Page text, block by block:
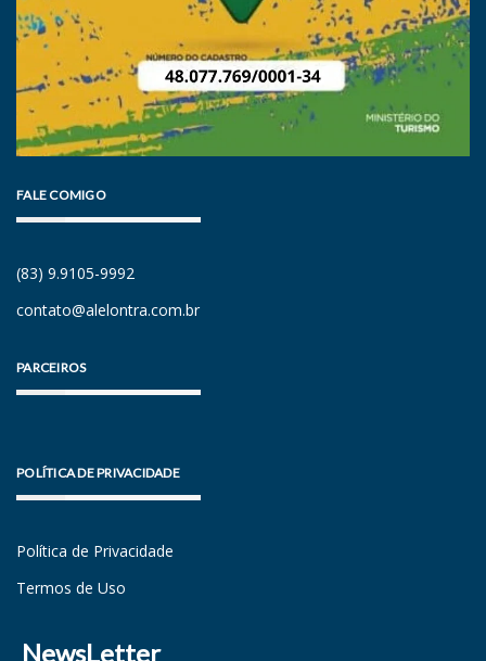
FALE COMIGO
(83) 9.9105-9992
contato@alelontra.com.br
PARCEIROS
POLÍTICA DE PRIVACIDADE
Política de Privacidade
Termos de Uso
NewsLetter